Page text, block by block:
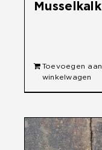
Musselkalk
Toevoegen aan
winkelwagen